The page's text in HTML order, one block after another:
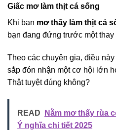
Giấc mơ làm thịt cá sống
Khi bạn mơ thấy làm thịt cá
bạn đang đứng trước một
Theo các chuyên gia, điều
sắp đón nhận một cơ hội lớn
Thật tuyệt đúng không?
READ
Nằm mơ thấy rùa
Ý nghĩa chi tiết 2025